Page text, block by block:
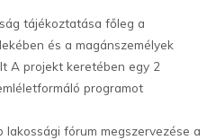
tájékoztatása főleg a
és a magánszemélyek
A projekt keretében egy 2
programot
fórum megszervezése a